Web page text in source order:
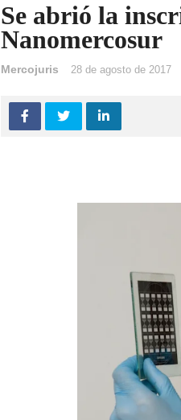
Se abrió la
Nanomercosur
Mercojuris 28 de agosto de 2017